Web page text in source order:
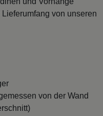
von unseren
von der Wand